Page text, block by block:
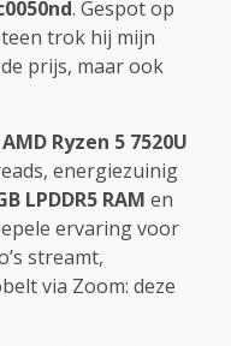
. Gespot op
trok hij mijn
prijs, maar ook
AMD Ryzen 5 7520U
energiezuinig
LPDDR5 RAM en
ervaring voor
streamt,
via Zoom: deze